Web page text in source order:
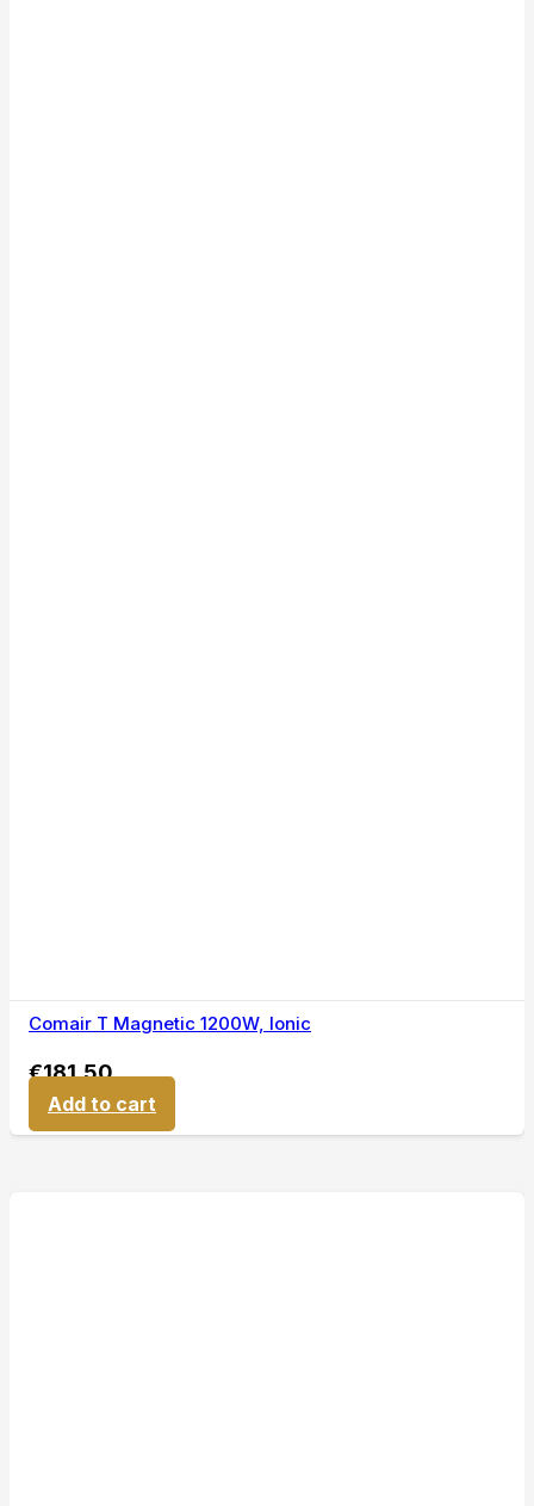
Comair T Magnetic 1200W, Ionic
€181,50
Add to cart